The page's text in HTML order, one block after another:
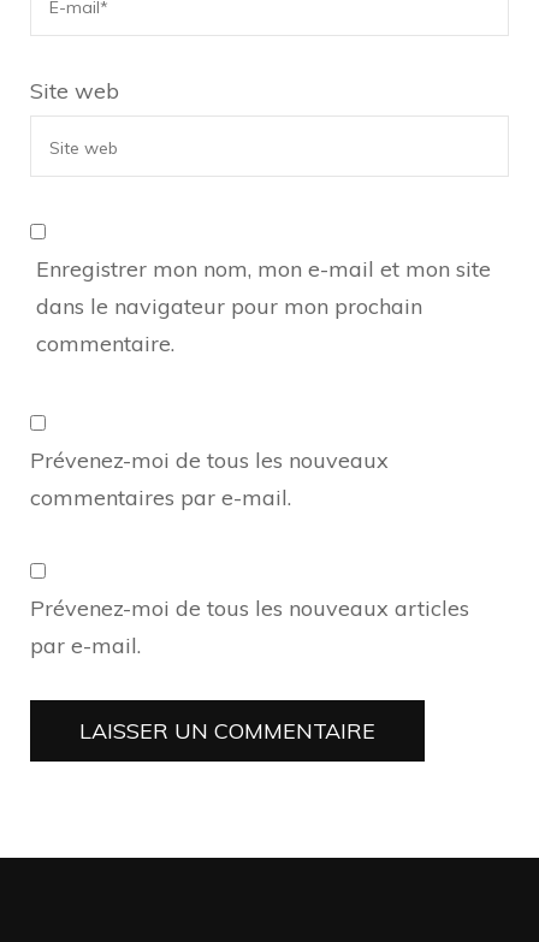
Site web
Enregistrer mon nom, mon e-mail et mon site
dans le navigateur pour mon prochain
commentaire.
Prévenez-moi de tous les nouveaux
commentaires par e-mail.
Prévenez-moi de tous les nouveaux articles
par e-mail.